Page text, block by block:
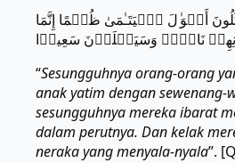
أَمۡوَ ٰ⁠لَ ٱلۡیَتَـٰمَىٰ ظُلۡمًا إِنَّمَا
نَارࣰاۖ وَسَیَصۡلَوۡنَ سَعِیرࣰا
“Sesungguhnya orang-orang
anak yatim dengan sewenang-
sesungguhnya mereka ibarat
dalam perutnya. Dan kelak
neraka yang menyala-nyala”.